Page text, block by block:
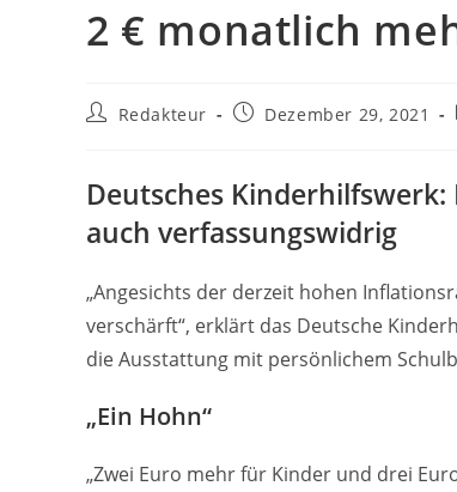
2 € monatlich
Beitrags-
Redakteur
BeitragDezember 29, 2021
Deutsches
auch verfassungswidrig
„Angesichts der derzeit hohen
verschärft“, erklärt das Deutsche
die Ausstattung mit persönlichem
„Ein Hohn“
„Zwei Euro mehr für Kinder und drei